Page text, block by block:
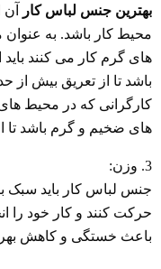
بهترین جنس لباس کار
محیط کار باشد. به
های گرم کار می کنند
باشد تا از تعریق بیش از
کارگرانی که در محیط
های ضخیم و گرم باشد تا
3. وزن:
جنس لباس کار باید سبک
حرکت کنند و کار خود را
باعث خستگی و کاهش